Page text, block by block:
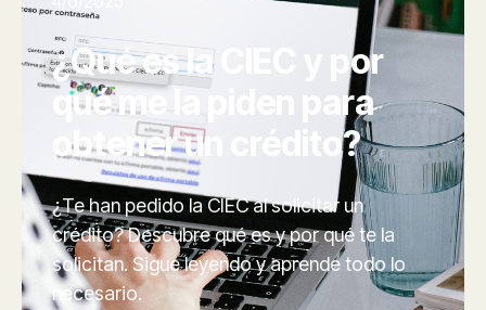
¿Qué es la CIEC y por
qué me la piden para
obtener un crédito?
¿Te han pedido la CIEC al solicitar un
crédito? Descubre qué es y por qué te la
solicitan. Sigue leyendo y aprende todo lo
necesario.